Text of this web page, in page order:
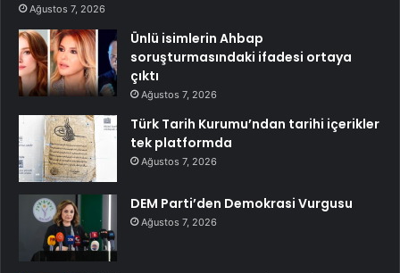
Ağustos 7, 2026
Ünlü isimlerin Ahbap
soruşturmasındaki ifadesi ortaya
çıktı
Ağustos 7, 2026
Türk Tarih Kurumu’ndan tarihi içerikler
tek platformda
Ağustos 7, 2026
DEM Parti’den Demokrasi Vurgusu
Ağustos 7, 2026